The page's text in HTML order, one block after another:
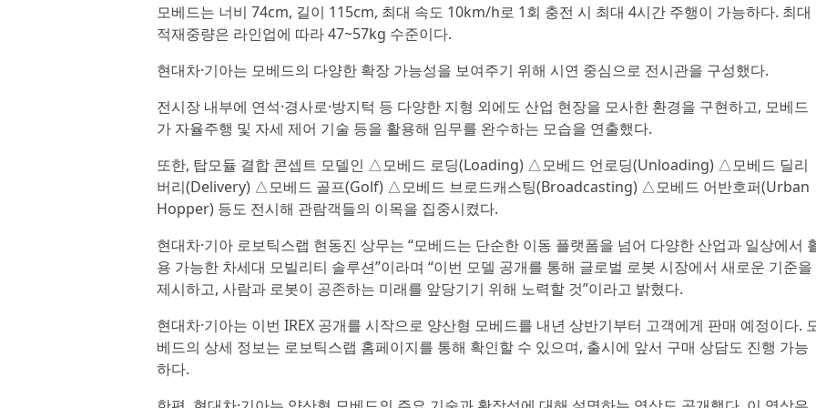
모베드는 너비 74cm, 길이 115cm, 최대 속도 10km/h로 1회 충전 시 최대 4시간 주행이 가능하다. 최대
적재중량은 라인업에 따라 47~57kg 수준이다.
현대차·기아는 모베드의 다양한 확장 가능성을 보여주기 위해 시연 중심으로 전시관을 구성했다.
전시장 내부에 연석·경사로·방지턱 등 다양한 지형 외에도 산업 현장을 모사한 환경을 구현하고, 모베드
가 자율주행 및 자세 제어 기술 등을 활용해 임무를 완수하는 모습을 연출했다.
또한, 탑모듈 결합 콘셉트 모델인 △모베드 로딩(Loading) △모베드 언로딩(Unloading) △모베드 딜리
버리(Delivery) △모베드 골프(Golf) △모베드 브로드캐스팅(Broadcasting) △모베드 어반호퍼(Urban
Hopper) 등도 전시해 관람객들의 이목을 집중시켰다.
현대차·기아 로보틱스랩 현동진 상무는 “모베드는 단순한 이동 플랫폼을 넘어 다양한 산업과 일상에서
용 가능한 차세대 모빌리티 솔루션”이라며 “이번 모델 공개를 통해 글로벌 로봇 시장에서 새로운 기준을
제시하고, 사람과 로봇이 공존하는 미래를 앞당기기 위해 노력할 것”이라고 밝혔다.
현대차·기아는 이번 IREX 공개를 시작으로 양산형 모베드를 내년 상반기부터 고객에게 판매 예정이다.
베드의 상세 정보는 로보틱스랩 홈페이지를 통해 확인할 수 있으며, 출시에 앞서 구매 상담도 진행 가능
하다.